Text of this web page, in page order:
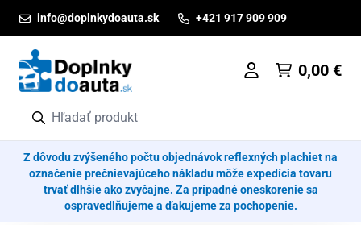
info@doplnkydoauta.sk +421 917 909 909
0,00 €
Z dôvodu zvýšeného počtu objednávok reflexných plachiet na
označenie prečnievajúceho nákladu môže expedícia tovaru
trvať dlhšie ako zvyčajne. Za prípadné oneskorenie sa
ospravedlňujeme a ďakujeme za pochopenie.